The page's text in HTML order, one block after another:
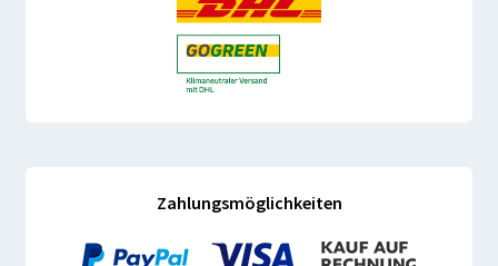
Zahlungsmöglichkeiten